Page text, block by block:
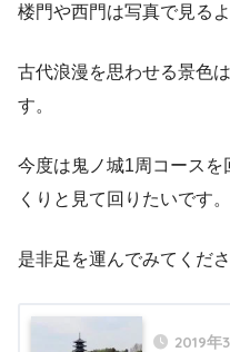
楼門や西門は写真で見る
古代浪漫を思わせる景色
す。
今度は鬼ノ城1周コース
くりと見て回りたいです。
是非足を運んでみてくだ
2019年